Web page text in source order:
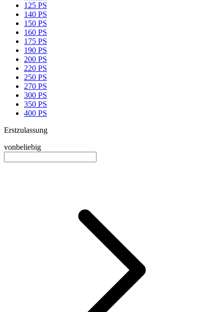
125 PS
140 PS
150 PS
160 PS
175 PS
190 PS
200 PS
220 PS
250 PS
270 PS
300 PS
350 PS
400 PS
Erstzulassung
vonbeliebig